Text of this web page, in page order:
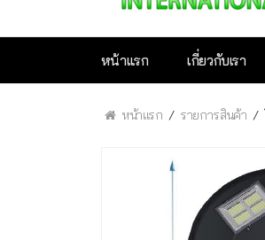
หน้าแรก เกี่ยวกับเรา
หน้าแรก รายการสินค้า